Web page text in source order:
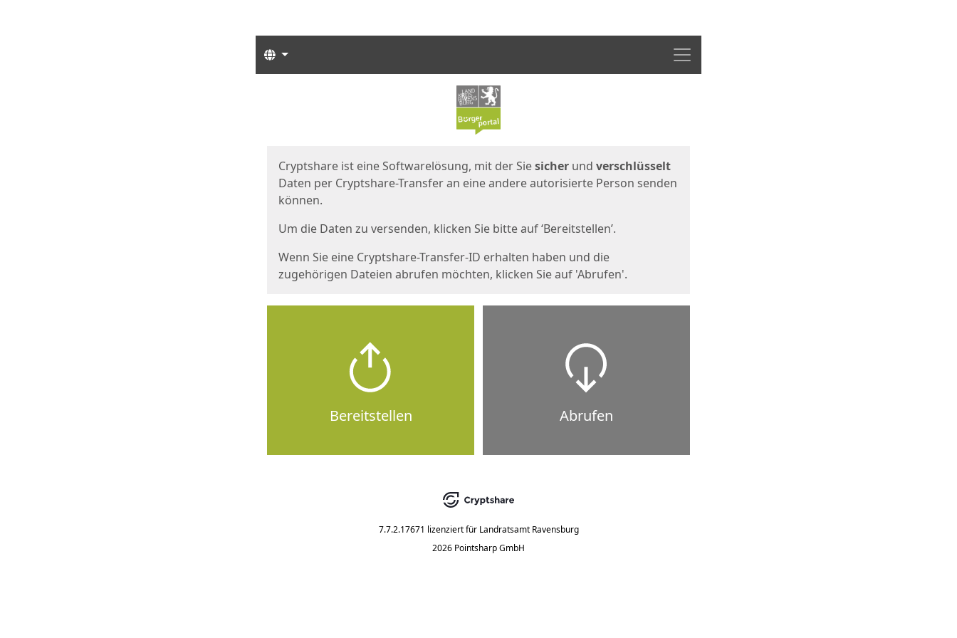
Menü
Sprachen
Cryptshare ist eine Softwarelösung, mit der Siesicher und verschlüsselt
Daten per Cryptshare-Transfer an eine andere autorisierte Person senden
können.
Um die Daten zu versenden, klicken Sie bitte auf ‘Bereitstellen’.
Wenn Sie eine Cryptshare-Transfer-ID erhalten haben und die
zugehörigen Dateien abrufen möchten, klicken Sie auf 'Abrufen'.
Bereitstellen Abrufen
7.7.2.17671 lizenziert für Landratsamt Ravensburg
2026 Pointsharp GmbH